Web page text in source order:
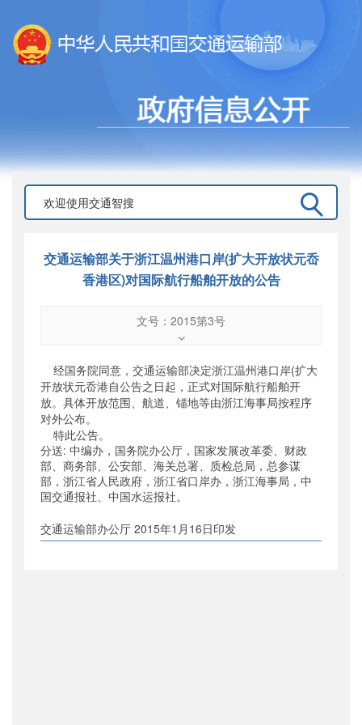
交通运输部关于浙江温州港口岸(扩大开放状元岙
香港区)对国际航行船舶开放的公告
文号：2015第3号
公开日期：2015年01月15日
主题词：
温州港;船舶开放
机构分类
主题分类
：其他监督
公文类型：其他
经国务院同意，交通运输部决定浙江温州港口岸(扩大
开放状元岙港自公告之日起，正式对国际航行船舶开
放。具体开放范围、航道、锚地等由浙江海事局按程序
对外公布。
特此公告。
分送: 中编办，国务院办公厅，国家发展改革委、财政
部、商务部、公安部、海关总署、质检总局，总参谋
部，浙江省人民政府，浙江省口岸办，浙江海事局，中
国交通报社、中国水运报社。
交通运输部办公厅 2015年1月16日印发